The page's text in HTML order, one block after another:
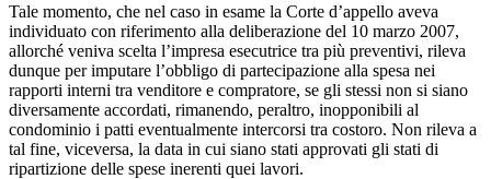
Tale momento, che nel caso in esame la Corte d’appello aveva
individuato con riferimento alla deliberazione del 10 marzo 2007,
allorché veniva scelta l’impresa esecutrice tra più preventivi, rileva
dunque per imputare l’obbligo di partecipazione alla spesa nei
rapporti interni tra venditore e compratore, se gli stessi non si siano
diversamente accordati, rimanendo, peraltro, inopponibili al
condominio i patti eventualmente intercorsi tra costoro. Non rileva a
tal fine, viceversa, la data in cui siano stati approvati gli stati di
ripartizione delle spese inerenti quei lavori.